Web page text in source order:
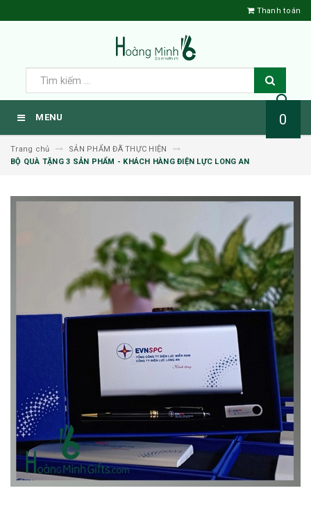
Thanh toán
MENU 0
Trang chủ
SẢN PHẨM ĐÃ THỰC HIỆN
BỘ QUÀ TẶNG 3 SẢN PHẨM - KHÁCH HÀNG ĐIỆN LỰC LONG AN